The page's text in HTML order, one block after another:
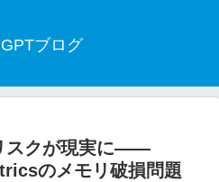
ブログ
スクが現実に——
のメモリ破損問題